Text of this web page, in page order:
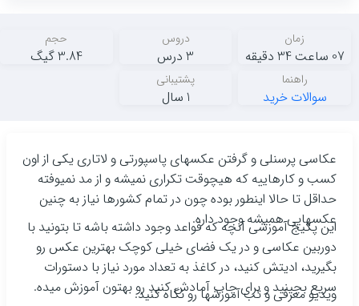
زمان
07 ساعت 34 دقیقه
دروس
3 درس
حجم
3.84 گیگ
راهنما
سوالات خرید
پشتیبانی
1 سال
عکاسی پرسنلی و گرفتن عکسهای پاسپورتی و لاتاری یکی از اون
کسب و کارهاییه که هیچوقت تکراری نمیشه و از مد نمیوفته
حداقل تا حالا اینطور بوده چون در تمام کشورها نیاز به چنین
عکسهایی همیشه وجود داره.
این پکیج آموزشی آنچه که قواعد وجود داشته باشه تا بتونید با
دوربین عکاسی و در یک فضای خیلی کوچک بهترین عکس رو
بگیرید، ادیتش کنید، در کاغذ به تعداد مورد نیاز با دستورات
سریع بچینید و برای چاپ آمادش کنید رو بهتون آموزش میده.
ویدیو معرفی و تب آموزشها رو نگاه کنید.